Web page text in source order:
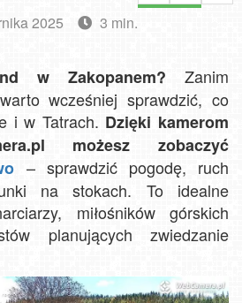
2025
3 min.
w Zakopanem? Zanim
wcześniej sprawdzić, co
i w Tatrach. Dzięki kamerom
możesz zobaczyć
– sprawdzić pogodę, ruch
na stokach. To idealne
miłośników górskich
planujących zwiedzanie